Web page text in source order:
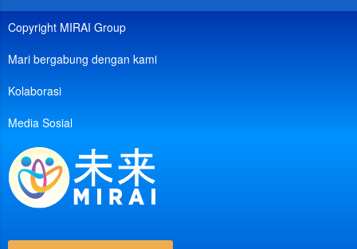
Copyright MIRAI Group
Mari bergabung dengan kami
Kolaborasi
Media Sosial